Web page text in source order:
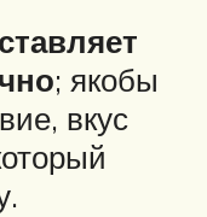
; якобы
вкус